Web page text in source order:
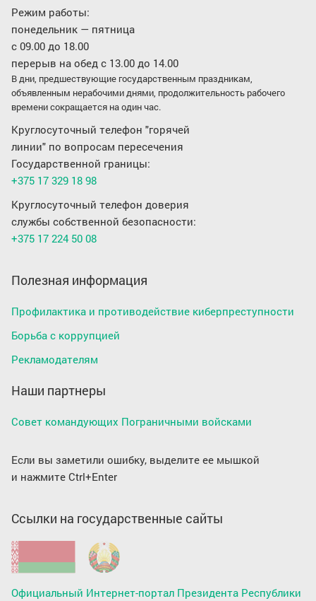
Режим работы:
понедельник — пятница
с 09.00 до 18.00
перерыв на обед с 13.00 до 14.00
В дни, предшествующие государственным праздникам,
объявленным нерабочими днями, продолжительность рабочего
времени сокращается на один час.
Круглосуточный телефон "горячей
линии" по вопросам пересечения
Государственной границы:
+375 17 329 18 98
Круглосуточный телефон доверия
службы собственной безопасности:
+375 17 224 50 08
Полезная информация
Профилактика и противодействие киберпреступности
Борьба с коррупцией
Рекламодателям
Наши партнеры
Совет командующих Пограничными войсками
Если вы заметили ошибку, выделите ее мышкой
и нажмите Ctrl+Enter
Ссылки на государственные сайты
Официальный Интернет-портал Президента Республики